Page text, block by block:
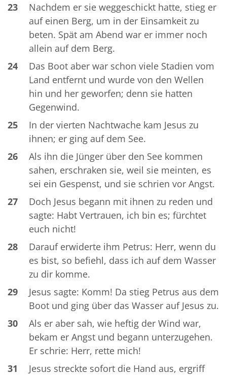
23
Nachdem er sie weggeschickt hatte, stieg er
auf einen Berg, um in der Einsamkeit zu
beten. Spät am Abend war er immer noch
allein auf dem Berg.
24
Das Boot aber war schon viele Stadien vom
Land entfernt und wurde von den Wellen
hin und her geworfen; denn sie hatten
Gegenwind.
25
In der vierten Nachtwache kam Jesus zu
ihnen; er ging auf dem See.
26
Als ihn die Jünger über den See kommen
sahen, erschraken sie, weil sie meinten, es
sei ein Gespenst, und sie schrien vor Angst.
27
Doch Jesus begann mit ihnen zu reden und
sagte: Habt Vertrauen, ich bin es; fürchtet
euch nicht!
28
Darauf erwiderte ihm Petrus: Herr, wenn du
es bist, so befiehl, dass ich auf dem Wasser
zu dir komme.
29
Jesus sagte: Komm! Da stieg Petrus aus dem
Boot und ging über das Wasser auf Jesus zu.
30
Als er aber sah, wie heftig der Wind war,
bekam er Angst und begann unterzugehen.
Er schrie: Herr, rette mich!
31
Jesus streckte sofort die Hand aus, ergriff